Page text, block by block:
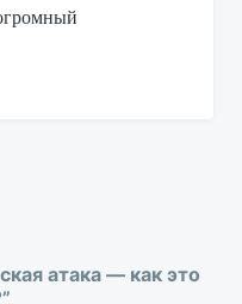
атака — как это
”